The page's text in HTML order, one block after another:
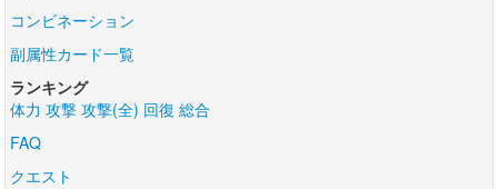
コンビネーション
副属性カード一覧
ランキング
体力 攻撃 攻撃(全) 回復 総合
FAQ
クエスト